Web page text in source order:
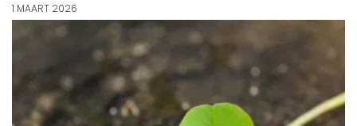
1 MAART 2026